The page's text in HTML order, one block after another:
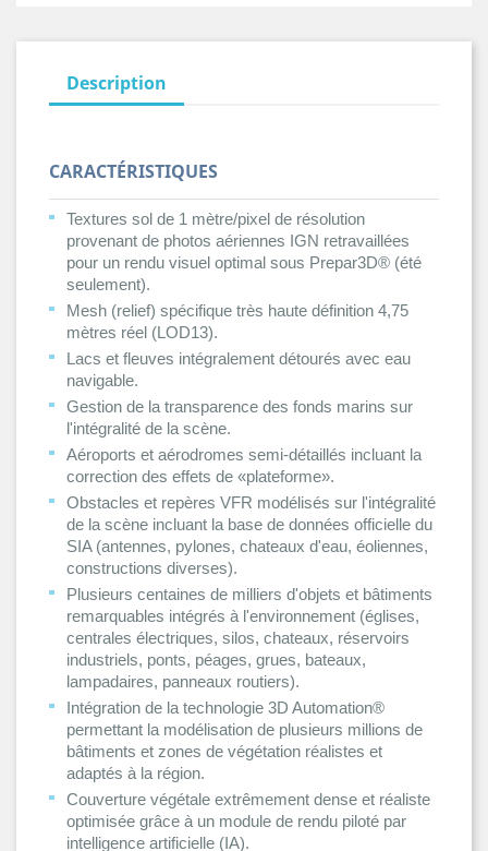
Description
CARACTÉRISTIQUES
Textures sol de 1 mètre/pixel de résolution
provenant de photos aériennes IGN retravaillées
pour un rendu visuel optimal sous Prepar3D® (été
seulement).
Mesh (relief) spécifique très haute définition 4,75
mètres réel (LOD13).
Lacs et fleuves intégralement détourés avec eau
navigable.
Gestion de la transparence des fonds marins sur
l'intégralité de la scène.
Aéroports et aérodromes semi-détaillés incluant la
correction des effets de «plateforme».
Obstacles et repères VFR modélisés sur l'intégralité
de la scène incluant la base de données officielle du
SIA (antennes, pylones, chateaux d'eau, éoliennes,
constructions diverses).
Plusieurs centaines de milliers d'objets et bâtiments
remarquables intégrés à l'environnement (églises,
centrales électriques, silos, chateaux, réservoirs
industriels, ponts, péages, grues, bateaux,
lampadaires, panneaux routiers).
Intégration de la technologie 3D Automation®
permettant la modélisation de plusieurs millions de
bâtiments et zones de végétation réalistes et
adaptés à la région.
Couverture végétale extrêmement dense et réaliste
optimisée grâce à un module de rendu piloté par
intelligence artificielle (IA).